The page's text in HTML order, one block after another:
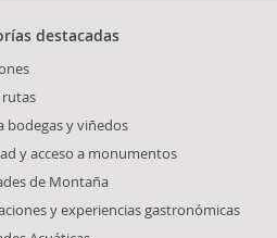
destacadas
rutas
bodegas y viñedos
y acceso a monumentos
de Montaña
y experiencias gastronómicas